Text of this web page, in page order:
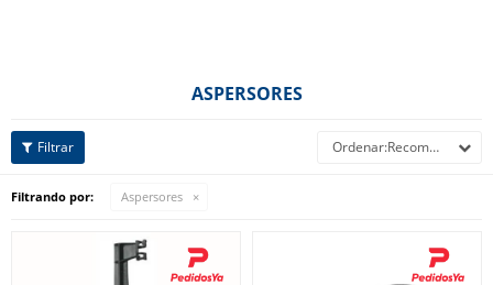
ASPERSORES
Recomendados
Filtrando por: Aspersores